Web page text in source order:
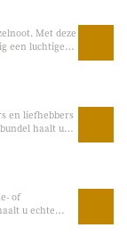
Met deze
een luchtige
hazelnoot.
of als
en liefhebbers
haalt u
in huis.
tot chocolade,
huis te
of
u echte
cake
— heerlijk voor